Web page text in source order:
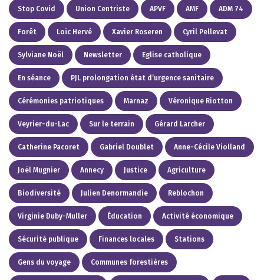
Stop Covid Union Centriste APVF AMF ADM 74
Forêt Loïc Hervé Xavier Roseren Cyril Pellevat
Sylviane Noël Newsletter Eglise catholique
En séance PJL prolongation état d’urgence sanitaire
Cérémonies patriotiques Marnaz Véronique Riotton
Veyrier-du-Lac Sur le terrain Gérard Larcher
Catherine Pacoret Gabriel Doublet Anne-Cécile Violland
Joël Mugnier Annecy Justice Agriculture
Biodiversité Julien Denormandie Reblochon
Virginie Duby-Muller Éducation Activité économique
Sécurité publique Finances locales Stations
Gens du voyage Communes forestières